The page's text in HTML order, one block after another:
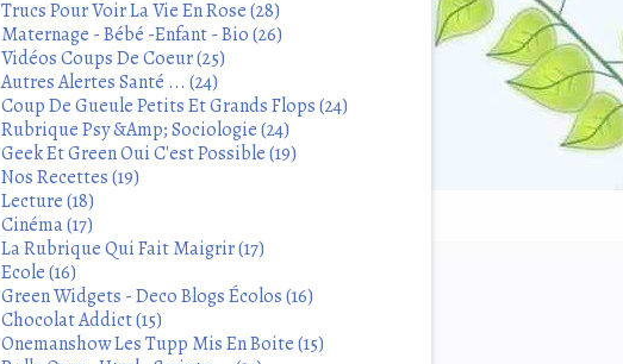
Trucs Pour Voir La Vie En Rose (28)
Maternage - Bébé -Enfant - Bio (26)
Vidéos Coups De Coeur (25)
Autres Alertes Santé ... (24)
Coup De Gueule Petits Et Grands Flops (24)
Rubrique Psy &Amp; Sociologie (24)
Geek Et Green Oui C'est Possible (19)
Nos Recettes (19)
Lecture (18)
Cinéma (17)
La Rubrique Qui Fait Maigrir (17)
Ecole (16)
Green Widgets - Deco Blogs Écolos (16)
Chocolat Addict (15)
Onemanshow Les Tupp Mis En Boite (15)